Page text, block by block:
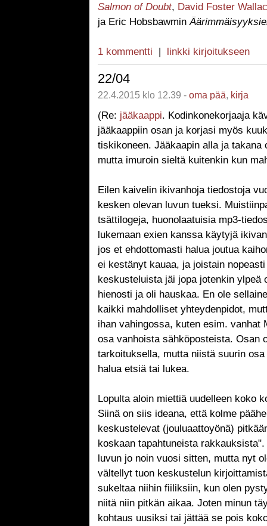
Salmon of Doubt, David Foster
ja Eric Hobsbawmin
1 kommentti | linkki kirjoitukseen
22/04
22.4.2015 klo 12.39 - oma pää, kirja
(Re: jääkaappi. Kodinkonekorjaaja
jääkaappiin osan ja korjasi myös
tiskikoneen. Jääkaapin alla ja takana
mutta imuroin sieltä kuitenkin kun
Eilen kaivelin ikivanhoja tiedostoja
kesken olevan luvun tueksi.
tsättilogeja, huonolaatuisia mp3-
lukemaan exien kanssa käytyjä
jos et ehdottomasti halua joutua
ei kestänyt kauaa, ja joistain
keskusteluista jäi jopa jotenkin ylpeä
hienosti ja oli hauskaa. En ole
kaikki mahdolliset yhteydenpidot,
ihan vahingossa, kuten esim. vanhat
osa vanhoista sähköposteista. Osan
tarkoituksella, mutta niistä suurin
halua etsiä tai lukea.
Lopulta aloin miettiä uudelleen koko
Siinä on siis ideana, että kolme
keskustelevat (jouluaattoyönä)
koskaan tapahtuneista
luvun jo noin vuosi sitten, mutta nyt
vältellyt tuon keskustelun
sukeltaa niihin fiiliksiin, kun olen
niitä niin pitkän aikaa. Joten minun
kohtaus uusiksi tai jättää se pois